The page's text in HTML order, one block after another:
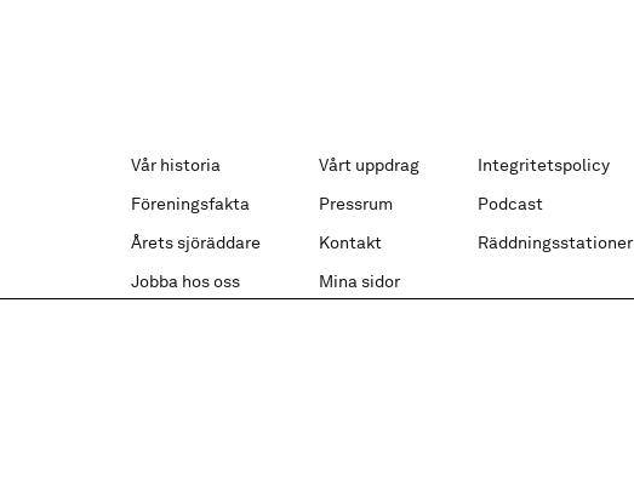
Vår historia Vårt uppdrag Integritetspolicy
Föreningsfakta
Pressrum Podcast
Årets sjöräddare
Kontakt Räddningsstationer
Jobba hos oss
Mina sidor